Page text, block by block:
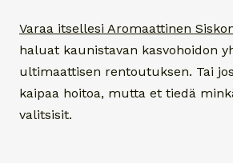
Varaa itsellesi Aromaattinen
haluat kaunistavan kasvohoidon
ultimaattisen rentoutuksen. Tai
kaipaa hoitoa, mutta et tiedä
valitsisit.